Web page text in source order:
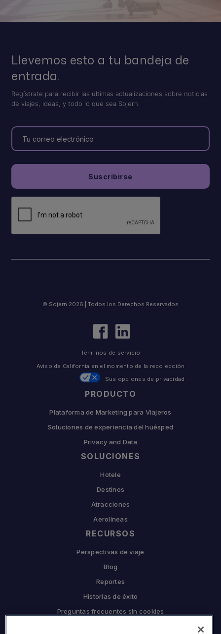
Llevemos esto a tu bandeja de
entrada.
Regístrate para recibir las últimas actualizaciones sobre noticias
de viajes, ideas, y todo lo que sea Sojern.
PRODUCTO
Plataforma de Marketing para Viajeros
Soluciones de experiencia del huésped
Privacy and Data
SOLUCIONES
Hotele
Destinos
Atracciones
Aerolíneas
RECURSOS
Perspectivas de viaje
Blog
Reportes
Historias de éxito
Preguntas frecuentes sin cookies
© Sojern 2026 | Todos los Derechos Reservados
Términos de servicio
Aviso de California en el momento de la recolección
Sus opciones de privacidad